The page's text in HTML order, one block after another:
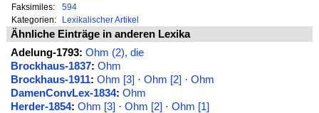
Faksimiles:
594
Kategorien:
Lexikalischer Artikel
Ähnliche Einträge in anderen Lexika
Adelung-1793: Ohm (2), die
Brockhaus-1837: Ohm
Brockhaus-1911: Ohm [3] · Ohm [2] · Ohm
DamenConvLex-1834: Ohm
Herder-1854: Ohm [3] · Ohm [2] · Ohm [1]